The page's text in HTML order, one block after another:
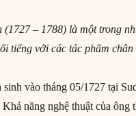
(1727 – 1788) là một trong
tiếng với các tác phẩm chân
sinh vào tháng 05/1727 tại
năng nghệ thuật của